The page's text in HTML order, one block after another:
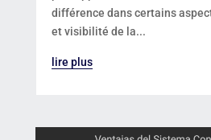
différence dans certains
et visibilité de la...
lire plus